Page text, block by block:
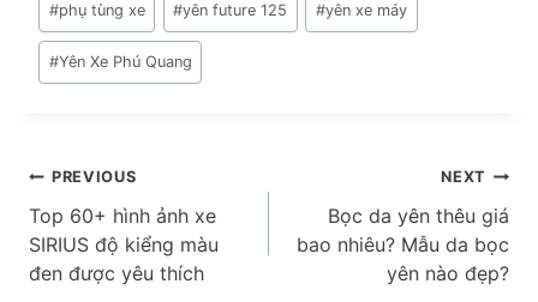
#phụ tùng xe #yên future 125 #yên xe máy
#Yên Xe Phú Quang
Điều
hướng
bài
PREVIOUS
Top 60+ hình ảnh xe
SIRIUS độ kiểng màu
đen được yêu thích
NEXT
Bọc da yên thêu giá
bao nhiêu? Mẫu da bọc
yên nào đẹp?